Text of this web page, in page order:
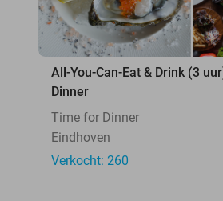
All-You-Can-Eat & Drink (3
Dinner
Time for Dinner
Eindhoven
Verkocht: 260